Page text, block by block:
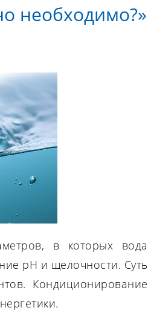
необходимо?»
в которых вода
рН и щелочности. Суть
Кондиционирование